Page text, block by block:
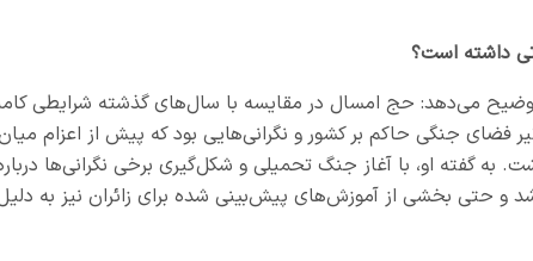
داشته است؟
می‌دهد: حج امسال در مقایسه با سال‌های گذشته شرایطی
فضای جنگی حاکم بر کشور و نگرانی‌هایی بود که پیش از اعزام
به گفته او، با آغاز جنگ تحمیلی و شکل‌گیری برخی نگرانی‌ها
و حتی بخشی از آموزش‌های پیش‌بینی شده برای زائران نیز به